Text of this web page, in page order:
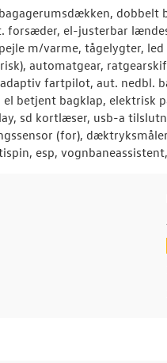
el-justerbar
m/varme, tågelygter,
automatgear,
fartpilot, aut. nedbl.
betjent bagklap, elektrisk
sd kortlæser, usb-a
(for),
esp,